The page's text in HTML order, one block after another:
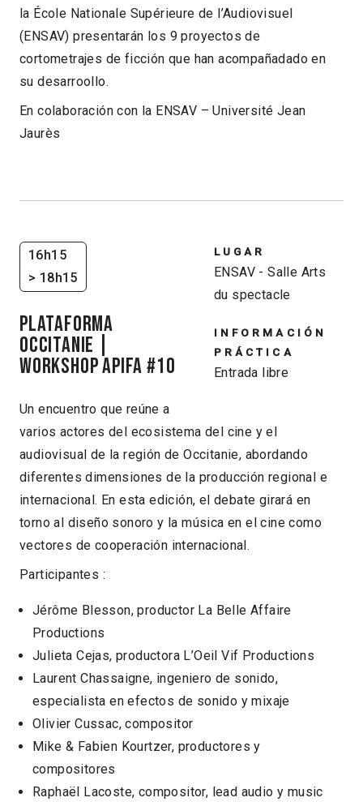
la École Nationale Supérieure de l’Audiovisuel
(ENSAV) presentarán los 9 proyectos de
cortometrajes de ficción que han acompañadado en
su desarroollo.
En colaboración con la ENSAV – Université Jean
Jaurès
LUGAR
ENSAV - Salle Arts
du spectacle
INFORMACIÓN
PRÁCTICA
Entrada libre
16h15
> 18h15
PLATAFORMA
OCCITANIE |
Workshop APIFA #10
Un encuentro que reúne a
varios actores del ecosistema del cine y el
audiovisual de la región de Occitanie, abordando
diferentes dimensiones de la producción regional e
internacional. En esta edición, el debate girará en
torno al diseño sonoro y la música en el cine como
vectores de cooperación internacional.
Participantes :
Jérôme Blesson, productor La Belle Affaire
Productions
Julieta Cejas, productora L’Oeil Vif Productions
Laurent Chassaigne, ingeniero de sonido,
especialista en efectos de sonido y mixaje
Olivier Cussac, compositor
Mike & Fabien Kourtzer, productores y
compositores
Raphaël Lacoste, compositor, lead audio y music